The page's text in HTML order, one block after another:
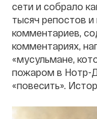
сети и собрало
тысяч репостов
комментариев,
комментариях,
«мусульмане,
пожаром в Нотр-
«повесить».